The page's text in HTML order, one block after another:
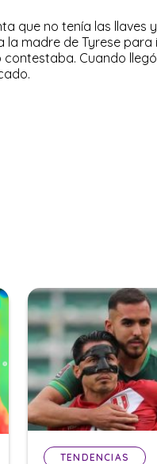
que no tenía las llaves
la madre de Tyrese para
Cuando
TENDENCIAS